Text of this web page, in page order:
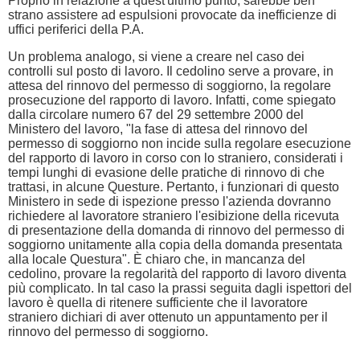
strano assistere ad espulsioni provocate da inefficienze di
uffici periferici della P.A.
Un problema analogo, si viene a creare nel caso dei
controlli sul posto di lavoro. Il cedolino serve a provare, in
attesa del rinnovo del permesso di soggiorno, la regolare
prosecuzione del rapporto di lavoro. Infatti, come spiegato
dalla circolare numero 67 del 29 settembre 2000 del
Ministero del lavoro, "la fase di attesa del rinnovo del
permesso di soggiorno non incide sulla regolare esecuzione
del rapporto di lavoro in corso con lo straniero, considerati i
tempi lunghi di evasione delle pratiche di rinnovo di che
trattasi, in alcune Questure. Pertanto, i funzionari di questo
Ministero in sede di ispezione presso l'azienda dovranno
richiedere al lavoratore straniero l'esibizione della ricevuta
di presentazione della domanda di rinnovo del permesso di
soggiorno unitamente alla copia della domanda presentata
alla locale Questura". È chiaro che, in mancanza del
cedolino, provare la regolarità del rapporto di lavoro diventa
più complicato. In tal caso la prassi seguita dagli ispettori del
lavoro è quella di ritenere sufficiente che il lavoratore
straniero dichiari di aver ottenuto un appuntamento per il
rinnovo del permesso di soggiorno.